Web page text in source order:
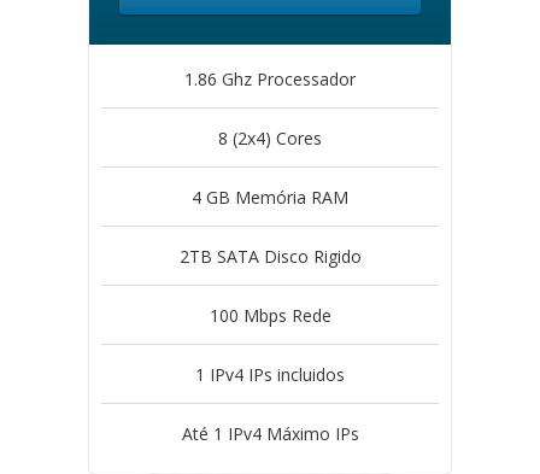
1.86 Ghz Processador
8 (2x4) Cores
4 GB Memória RAM
2TB SATA Disco Rigido
100 Mbps Rede
1 IPv4 IPs incluidos
Até 1 IPv4 Máximo IPs